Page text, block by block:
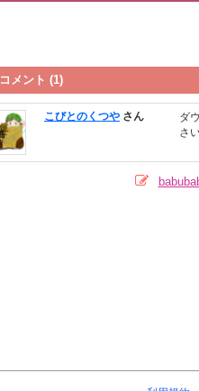
コメント (1)
こびとのくつや さん
ダ
さ